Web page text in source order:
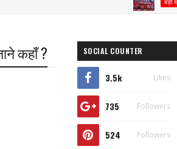
बड़ी खबर
कहाँ ? SOCIAL COUNTER
3.5k Likes
735 Followers
524 Followers